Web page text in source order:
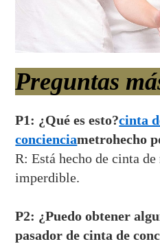
Preguntas
P1: ¿Qué es esto?cinta
concienciametrohecho
R: Está hecho de cinta
imperdible.
P2: ¿Puedo obtener
pasador de cinta de